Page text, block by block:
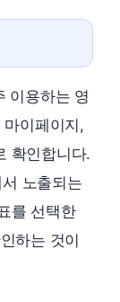
이용하는 영
이페이지,
확인합니다.
노출되는
를 선택한
하는 것이